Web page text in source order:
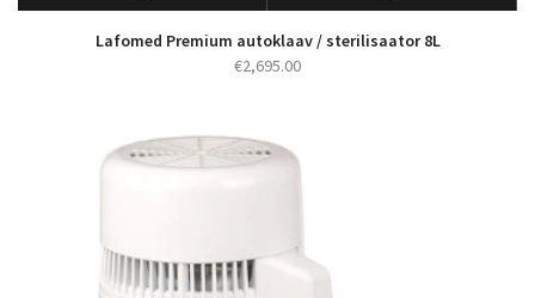
Lafomed Premium autoklaav / sterilisaator 8L
€2,695.00